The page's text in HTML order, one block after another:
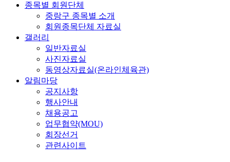
종목별 회원단체
중랑구 종목별 소개
회원종목단체 자료실
갤러리
일반자료실
사진자료실
동영상자료실(온라인체육관)
알림마당
공지사항
행사안내
채용공고
업무협약(MOU)
회장선거
관련사이트